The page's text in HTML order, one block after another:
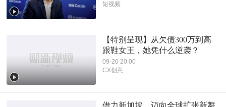
短视频
【特别呈现】从欠债300万到高
跟鞋女王，她凭什么逆袭？
09-20 20:00
CX创意
借力新加坡，迈向全球扩张新舞